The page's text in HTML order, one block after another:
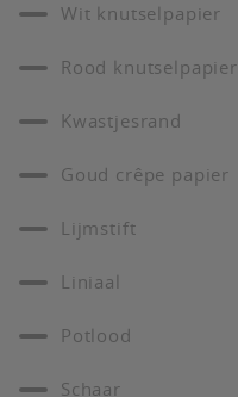
Wit knutselpapier
Rood knutselpapier
Kwastjesrand
Goud crêpe papier
Lijmstift
Liniaal
Potlood
Schaar